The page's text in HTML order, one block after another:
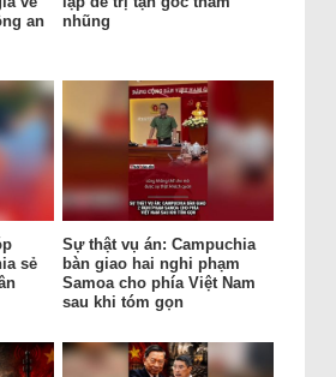
an
nhũng
sẻ
Sự thật vụ án: Campuchia
bàn giao hai nghi phạm
Samoa cho phía Việt Nam
sau khi tóm gọn